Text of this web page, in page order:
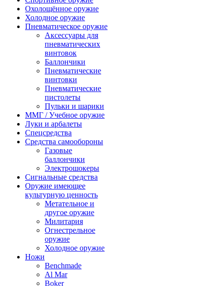
Охолощённое оружие
Холодное оружие
Пневматическое оружие
Аксессуары для
пневматических
винтовок
Баллончики
Пневматические
винтовки
Пневматические
пистолеты
Пульки и шарики
ММГ / Учебное оружие
Луки и арбалеты
Спецсредства
Средства самообороны
Газовые
баллончики
Электрошокеры
Сигнальные средства
Оружие имеющее
культурную ценность
Метательное и
другое оружие
Милитария
Огнестрельное
оружие
Холодное оружие
Ножи
Benchmade
Al Mar
Boker